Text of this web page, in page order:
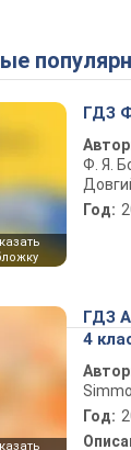
ГДЗ
Ф. Я.
Год:
ГДЗ
4
Год: